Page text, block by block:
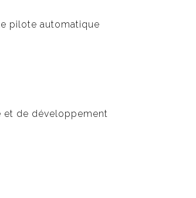
pilote automatique
et de développement